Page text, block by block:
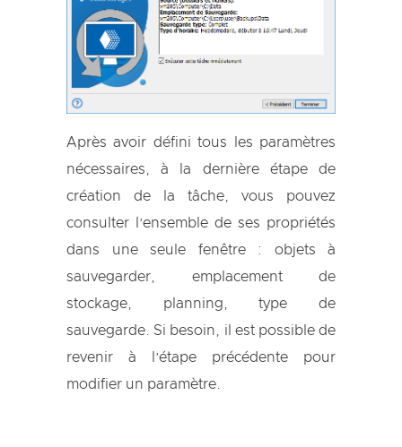
Après avoir défini tous les paramètres
nécessaires, à la dernière étape de
création de la tâche, vous pouvez
consulter l’ensemble de ses propriétés
dans une seule fenêtre : objets à
sauvegarder, emplacement de
stockage, planning, type de
sauvegarde. Si besoin, il est possible de
revenir à l’étape précédente pour
modifier un paramètre.